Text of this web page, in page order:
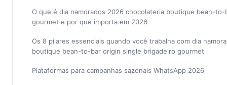
O que é dia namorados 2026 chocolateria boutique bean-
gourmet e por que importa em 2026
Os 8 pilares essenciais quando você trabalha com dia
boutique bean-to-bar origin single brigadeiro gourmet
Plataformas para campanhas sazonais WhatsApp 2026